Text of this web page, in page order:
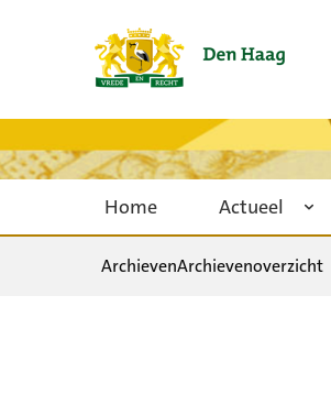
Home Actueel
ArchievenArchievenoverzicht